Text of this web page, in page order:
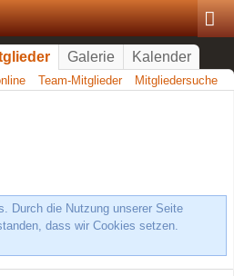
Galerie Kalender
Team-Mitglieder Mitgliedersuche
Durch die Nutzung unserer Seite
dass wir Cookies setzen.